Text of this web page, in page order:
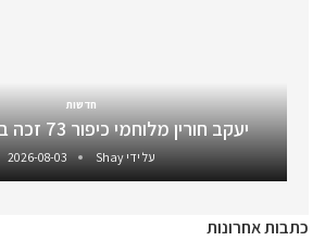
חדשות
יעקב חורין מלוחמי כיפור 73 זכה בפרס יוקרתי
על ידיShay
2026-08-03
כתבות אחרונות